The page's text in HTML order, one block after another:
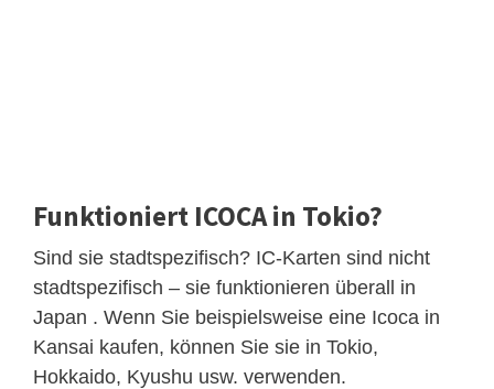
Funktioniert ICOCA in Tokio?
Sind sie stadtspezifisch? IC-Karten sind nicht
stadtspezifisch – sie funktionieren überall in
Japan . Wenn Sie beispielsweise eine Icoca in
Kansai kaufen, können Sie sie in Tokio,
Hokkaido, Kyushu usw. verwenden.